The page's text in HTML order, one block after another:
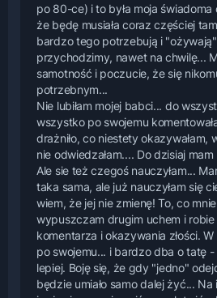
po 80-ce) i to była moja świadoma
że będę musiała coraz częściej
bardzo tego potrzebują i
przychodzimy, nawet na chwilę...
samotność i poczucie, że się
potrzebnym...
Nie lubiłam mojej babci... do
wszystko po swojemu
drażniło, co niestety okazywałam,
nie odwiedzałam.... Do dzisiaj mam
Ale sie też czegoś nauczyłam...
taka sama, ale już nauczyłam się
wiem, że jej nie zmienę! To, co
wypuszczam drugim uchem i robie
komentarza i okazywania złości.
po swojemu... i bardzo dba o tatę
lepiej. Boję się, że gdy "jedno"
będzie umiało samo dalej żyć...